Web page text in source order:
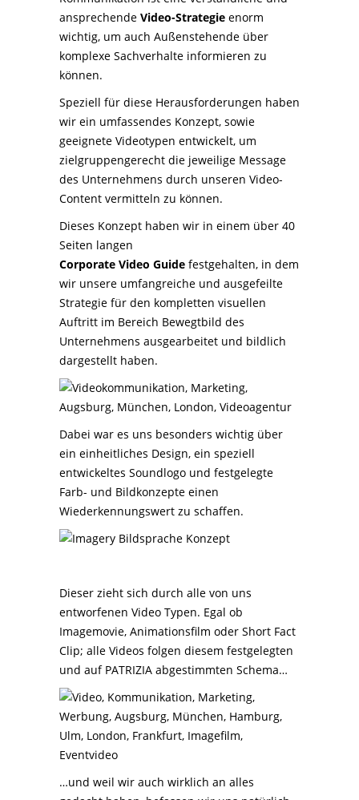
ansprechende Video-Strategie enorm
wichtig, um auch Außenstehende über
komplexe Sachverhalte informieren zu
können.
Speziell für diese Herausforderungen haben
wir ein umfassendes Konzept, sowie
geeignete Videotypen entwickelt, um
zielgruppengerecht die jeweilige Message
des Unternehmens durch unseren Video-
Content vermitteln zu können.
Dieses Konzept haben wir in einem über 40
Seiten langen
Corporate Video Guide festgehalten, in dem
wir unsere umfangreiche und ausgefeilte
Strategie für den kompletten visuellen
Auftritt im Bereich Bewegtbild des
Unternehmens ausgearbeitet und bildlich
dargestellt haben.
Dabei war es uns besonders wichtig über
ein einheitliches Design, ein speziell
entwickeltes Soundlogo und festgelegte
Farb- und Bildkonzepte einen
Wiederkennungswert zu schaffen.
Dieser zieht sich durch alle von uns
entworfenen Video Typen. Egal ob
Imagemovie, Animationsfilm oder Short Fact
Clip; alle Videos folgen diesem festgelegten
und auf PATRIZIA abgestimmten Schema…
…und weil wir auch wirklich an alles